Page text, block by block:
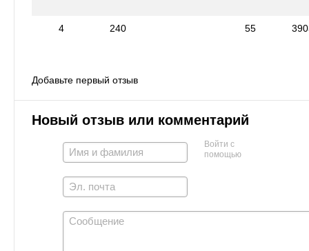
4 240 55
Добавьте первый отзыв
Новый отзыв или комментарий
Войти с
помощью